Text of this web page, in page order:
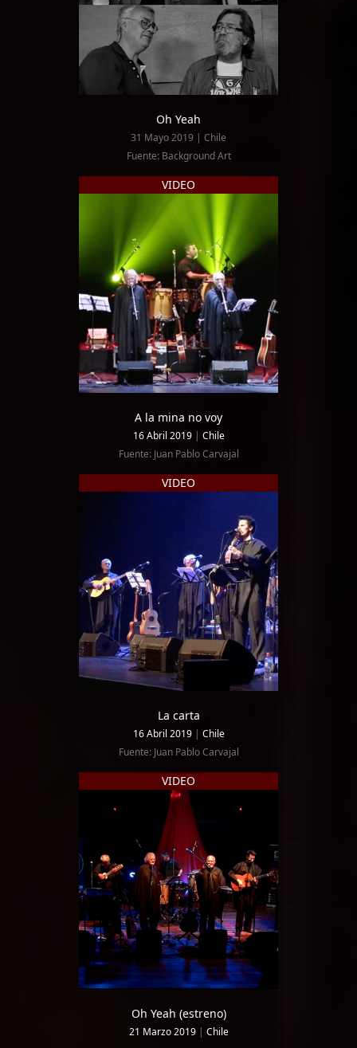
Oh Yeah
31 Mayo 2019 | Chile
Fuente: Background Art
VIDEO
A la mina no voy
16 Abril 2019 | Chile
Fuente: Juan Pablo Carvajal
VIDEO
La carta
16 Abril 2019 | Chile
Fuente: Juan Pablo Carvajal
VIDEO
Oh Yeah (estreno)
21 Marzo 2019 | Chile